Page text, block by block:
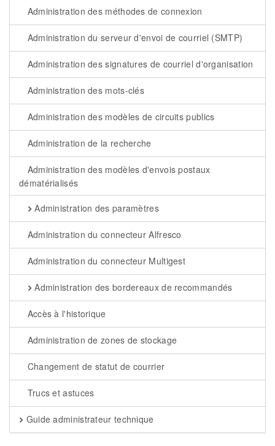
Administration des méthodes de connexion
Administration du serveur d'envoi de courriel (SMTP)
Administration des signatures de courriel d'organisation
Administration des mots-clés
Administration des modèles de circuits publics
Administration de la recherche
Administration des modèles d'envois postaux
dématérialisés
Administration des paramètres
Administration du connecteur Alfresco
Administration du connecteur Multigest
Administration des bordereaux de recommandés
Accès à l'historique
Administration de zones de stockage
Changement de statut de courrier
Trucs et astuces
Guide administrateur technique